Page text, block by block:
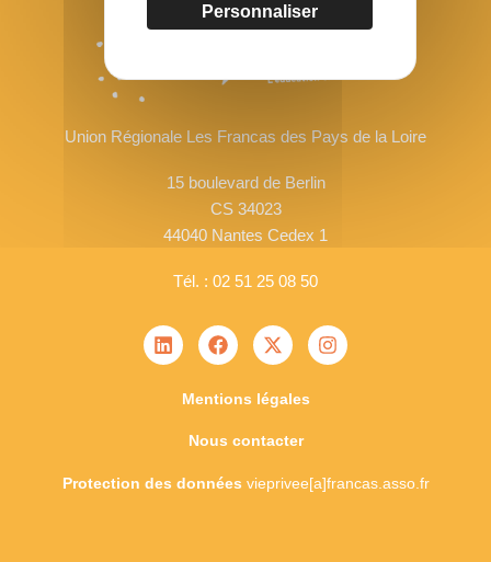
Personnaliser
Union Régionale Les Francas des Pays de la Loire
15 boulevard de Berlin
CS 34023
44040 Nantes Cedex 1
Tél. : 02 51 25 08 50
Mentions légales
Nous contacter
Protection des données vieprivee[a]francas.asso.fr